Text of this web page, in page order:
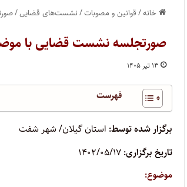
خانه/قوانین و مصوبات/نشست‌های قضایی/
صورتجلسه نشست قضایی با
۱۳ تیر ۱۴۰۵
فهرست
برگزار شده توسط: استان گیلان/ شهر شفت
تاریخ برگزاری:
موضوع: